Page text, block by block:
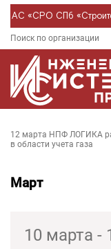
АС «СРО СПб
Поиск по организации
12 марта НПФ ЛОГИКА
в области учета газа
Март
10 марта -